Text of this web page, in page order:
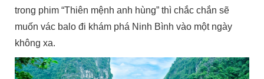
trong phim “Thiên mệnh anh hùng” thì chắc chắn sẽ
muốn vác balo đi khám phá Ninh Bình vào một ngày
không xa.